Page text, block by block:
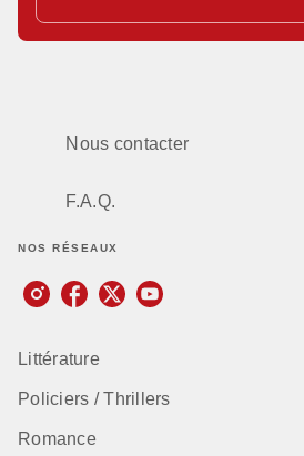
Nous contacter
F.A.Q.
NOS RÉSEAUX
Littérature
Policiers / Thrillers
Romance